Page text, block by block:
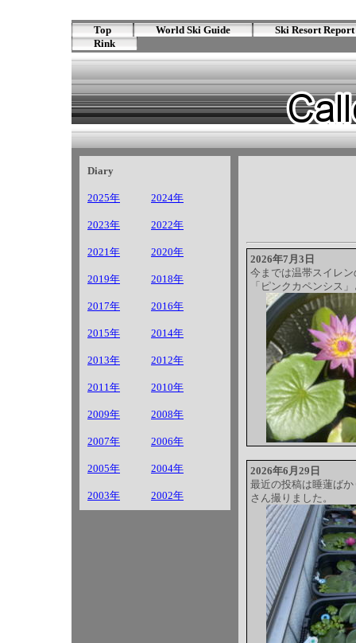
Top World Ski Guide
Ski Resort Report
Rink
Diary
2025年 2024年
2023年 2022年
2021年 2020年
2019年 2018年
2017年 2016年
2015年 2014年
2013年 2012年
2011年 2010年
2009年 2008年
2007年 2006年
2005年 2004年
2003年 2002年
2026年7月3日
今までは温帯スイレ
「ピンクカペンシス
2026年6月29日
最近の投稿は睡蓮ば
さん撮りました。